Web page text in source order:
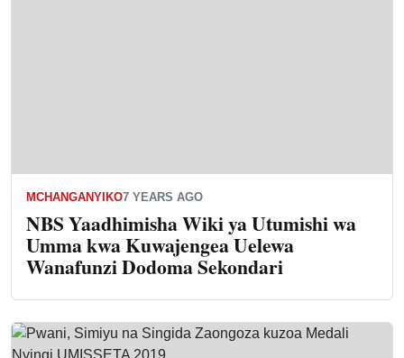
MCHANGANYIKO7 YEARS AGO
NBS Yaadhimisha Wiki ya Utumishi wa
Umma kwa Kuwajengea Uelewa
Wanafunzi Dodoma Sekondari